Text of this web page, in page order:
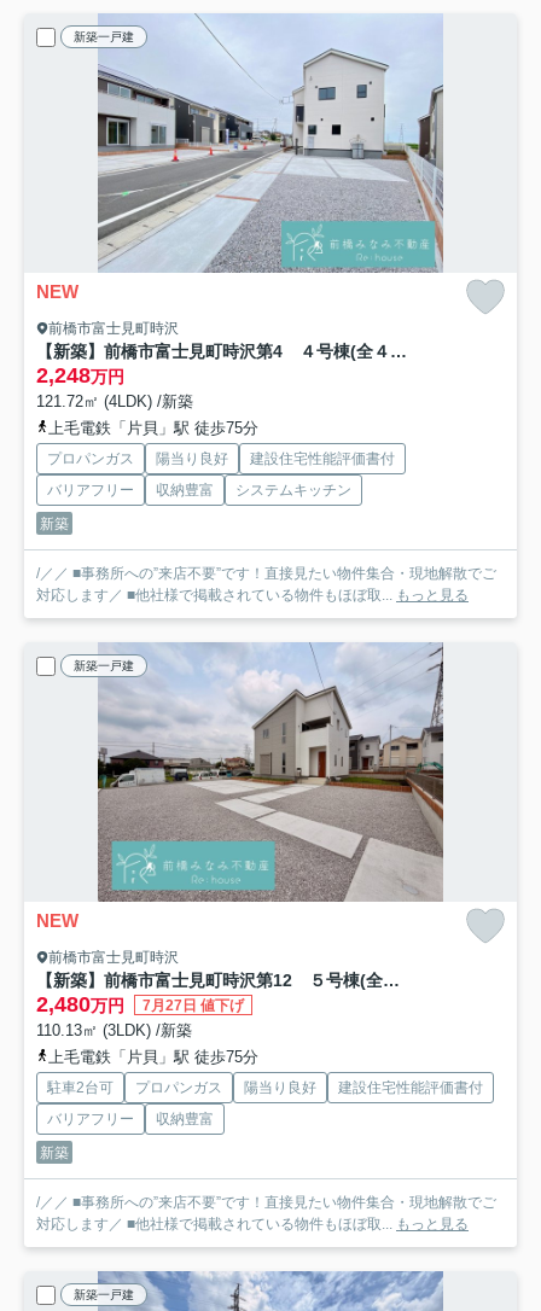
新築一戸建
NEW
前橋市富士見町時沢
【新築】前橋市富士見町時沢第4 ４号棟(全４棟) クリエートの家 新築建売分譲
2,248万円
121.72㎡ (4LDK) /新築
上毛電鉄「片貝」駅 徒歩75分
プロパンガス 陽当り良好
建設住宅性能評価書付
バリアフリー
収納豊富
システムキッチン
新築
/／／ ■事務所への”来店不要”です！直接見たい物件集合・現地解散でご
対応します／ ■他社様で掲載されている物件もほぼ取... もっと見る
新築一戸建
NEW
前橋市富士見町時沢
【新築】前橋市富士見町時沢第12 ５号棟(全５棟) リーブルガーデン 新築建売分譲
2,480万円 7月27日 値下げ
110.13㎡ (3LDK) /新築
上毛電鉄「片貝」駅 徒歩75分
駐車2台可 プロパンガス 陽当り良好
建設住宅性能評価書付
バリアフリー
収納豊富
新築
/／／ ■事務所への”来店不要”です！直接見たい物件集合・現地解散でご
対応します／ ■他社様で掲載されている物件もほぼ取... もっと見る
新築一戸建